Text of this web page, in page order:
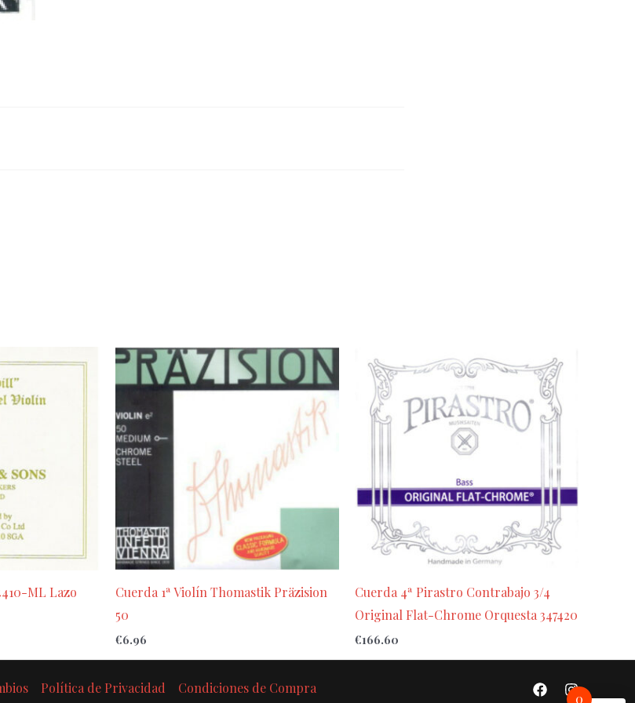
ML Lazo
Cuerda 1ª Violín Thomastik Präzision
50
€6.96
Cuerda 4ª Pirastro Contrabajo 3/4
Original Flat-Chrome Orquesta 347420
€166.60
Política de Privacidad Condiciones de Compra
0